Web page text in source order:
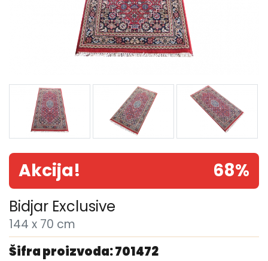
Akcija! 68%
Bidjar Exclusive
144 x 70 cm
Šifra proizvoda: 701472